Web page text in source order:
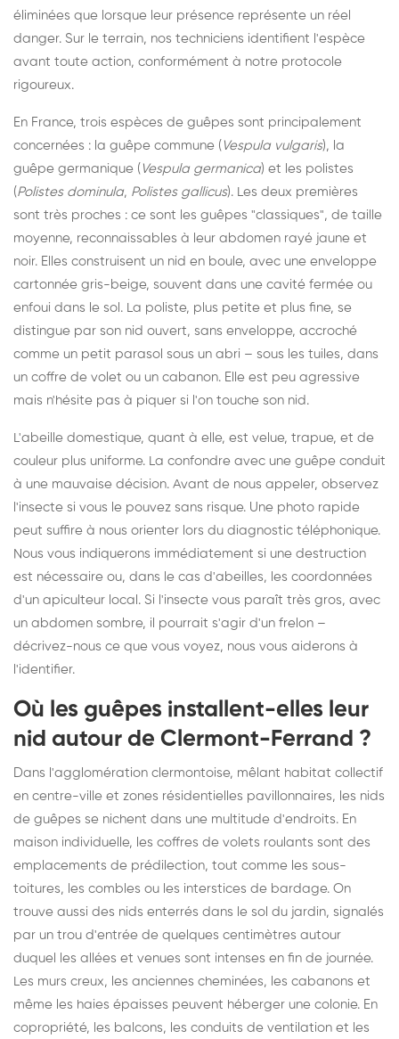
éliminées que lorsque leur présence représente un réel
danger. Sur le terrain, nos techniciens identifient l'espèce
avant toute action, conformément à notre protocole
rigoureux.
En France, trois espèces de guêpes sont principalement
concernées : la guêpe commune ( Vespula vulgaris), la
guêpe germanique ( Vespula germanica) et les polistes
(Polistes dominula, Polistes gallicus). Les deux premières
sont très proches : ce sont les guêpes "classiques", de taille
moyenne, reconnaissables à leur abdomen rayé jaune et
noir. Elles construisent un nid en boule, avec une enveloppe
cartonnée gris-beige, souvent dans une cavité fermée ou
enfoui dans le sol. La poliste, plus petite et plus fine, se
distingue par son nid ouvert, sans enveloppe, accroché
comme un petit parasol sous un abri – sous les tuiles, dans
un coffre de volet ou un cabanon. Elle est peu agressive
mais n'hésite pas à piquer si l'on touche son nid.
L'abeille domestique, quant à elle, est velue, trapue, et de
couleur plus uniforme. La confondre avec une guêpe conduit
à une mauvaise décision. Avant de nous appeler, observez
l'insecte si vous le pouvez sans risque. Une photo rapide
peut suffire à nous orienter lors du diagnostic téléphonique.
Nous vous indiquerons immédiatement si une destruction
est nécessaire ou, dans le cas d'abeilles, les coordonnées
d'un apiculteur local. Si l'insecte vous paraît très gros, avec
un abdomen sombre, il pourrait s'agir d'un frelon –
décrivez-nous ce que vous voyez, nous vous aiderons à
l'identifier.
Où les guêpes installent-elles leur
nid autour de Clermont-Ferrand ?
Dans l'agglomération clermontoise, mêlant habitat collectif
en centre-ville et zones résidentielles pavillonnaires, les nids
de guêpes se nichent dans une multitude d'endroits. En
maison individuelle, les coffres de volets roulants sont des
emplacements de prédilection, tout comme les sous-
toitures, les combles ou les interstices de bardage. On
trouve aussi des nids enterrés dans le sol du jardin, signalés
par un trou d'entrée de quelques centimètres autour
duquel les allées et venues sont intenses en fin de journée.
Les murs creux, les anciennes cheminées, les cabanons et
même les haies épaisses peuvent héberger une colonie. En
copropriété, les balcons, les conduits de ventilation et les